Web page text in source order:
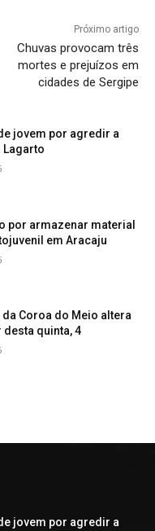
Próximo artigo
Chuvas provocam três
mortes e prejuízos em
cidades de Sergipe
jovem por agredir a
Lagarto
por armazenar material
em Aracaju
da Coroa do Meio altera
quinta, 4
jovem por agredir a